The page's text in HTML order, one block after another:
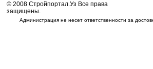
© 2008 Стройпортал.Уз Все права
защищены.
Администрация не несет ответственности за